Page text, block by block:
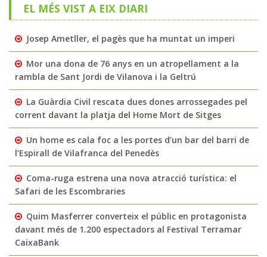
EL MÉS VIST A EIX DIARI
Josep Ametller, el pagès que ha muntat un imperi
Mor una dona de 76 anys en un atropellament a la
rambla de Sant Jordi de Vilanova i la Geltrú
La Guàrdia Civil rescata dues dones arrossegades pel
corrent davant la platja del Home Mort de Sitges
Un home es cala foc a les portes d’un bar del barri de
l’Espirall de Vilafranca del Penedès
Coma-ruga estrena una nova atracció turística: el
Safari de les Escombraries
Quim Masferrer converteix el públic en protagonista
davant més de 1.200 espectadors al Festival Terramar
CaixaBank